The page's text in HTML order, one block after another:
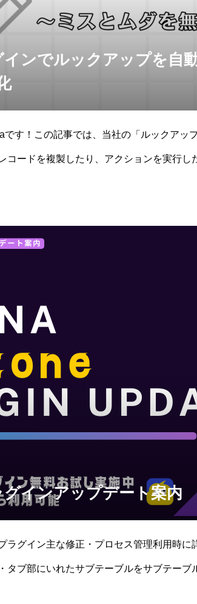
ンでルックアップを自
です！この記事では、当社の「ルックアッ
コードを複製したり、アクションを実行し
グインアップデート案内
ラグイン主な修正・プロセス管理利用時
タブ部にいれたサブテーブルをサブテーブ